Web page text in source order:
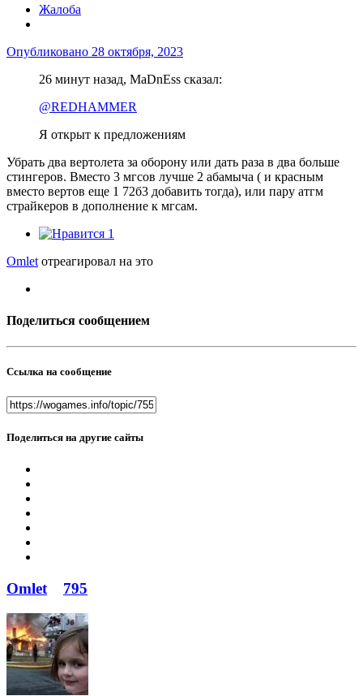
Жалоба
Опубликовано 28 октября, 2023
26 минут назад, MaDnEss сказал:
@REDHAMMER
Я открыт к предложениям
Убрать два вертолета за оборону или дать раза в два больше
стингеров. Вместо 3 мгсов лучше 2 абамыча ( и красным
вместо вертов еще 1 72б3 добавить тогда), или пару атгм
страйкеров в дополнение к мгсам.
1
Omlet отреагировал на это
Поделиться сообщением
Ссылка на сообщение
Поделиться на другие сайты
Omlet 795